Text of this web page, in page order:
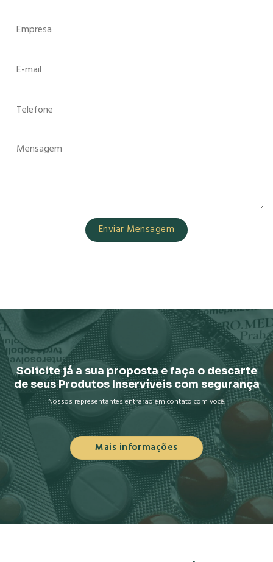
Solicite já a sua proposta e faça o descarte
de seus Produtos Inservíveis com segurança
Nossos representantes entrarão em contato com você.
Mais informações